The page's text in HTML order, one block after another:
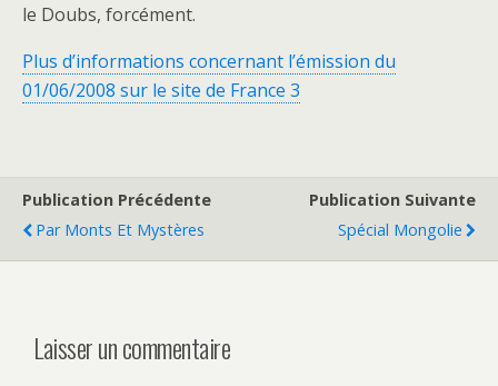
le Doubs, forcément.
Plus d’informations concernant l’émission du
01/06/2008 sur le site de France 3
Publication Précédente
Par Monts Et Mystères
Publication Suivante
Spécial Mongolie
Laisser un commentaire